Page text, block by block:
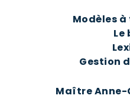
Modèles
Le
Gestion
Maître Anne-